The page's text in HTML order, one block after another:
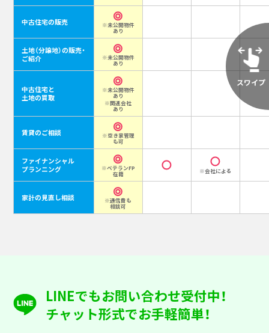
中古住宅の販売
※未公開物件
あり
土地（分譲地）の販売・
ご紹介
※未公開物件
あり
中古住宅と
土地の買取
※未公開物件
あり
※関連会社
あり
賃貸のご相談
※空き家管理
も可
ファイナンシャル
プランニング
※ベテランFP
在籍
※会社による
家計の見直し相談
※通信費も
相談可
LINEでもお問い合わせ受付中！
チャット形式でお手軽簡単！